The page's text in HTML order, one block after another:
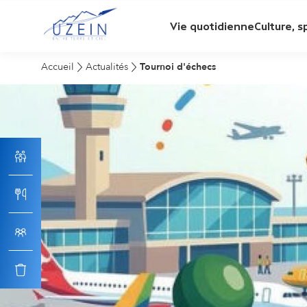
M
e
n
p
r
n
Vie quotidienneCulture,
Accueil Actualités Tournoi d'échecs